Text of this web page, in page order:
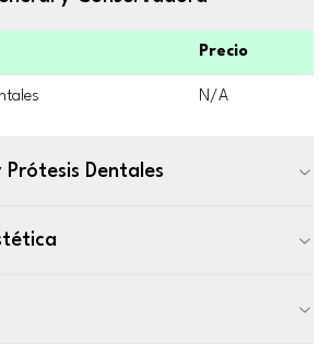
Precio
N/A
Dentales